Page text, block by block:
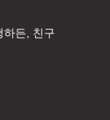
하든, 친구